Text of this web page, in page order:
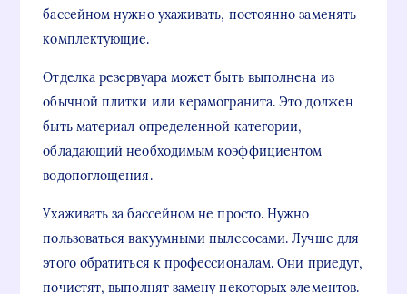
бассейном нужно ухаживать, постоянно заменять
комплектующие.
Отделка резервуара может быть выполнена из
обычной плитки или керамогранита. Это должен
быть материал определенной категории,
обладающий необходимым коэффициентом
водопоглощения.
Ухаживать за бассейном не просто. Нужно
пользоваться вакуумными пылесосами. Лучше для
этого обратиться к профессионалам. Они приедут,
почистят, выполнят замену некоторых элементов.